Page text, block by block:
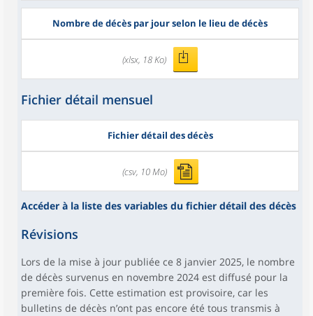
Nombre de décès par jour selon le lieu de décès
(xlsx, 18 Ko)
Fichier détail mensuel
Fichier détail des décès
(csv, 10 Mo)
Accéder à la liste des variables du fichier détail des décès
Révisions
Lors de la mise à jour publiée ce 8 janvier 2025, le nombre
de décès survenus en novembre 2024 est diffusé pour la
première fois. Cette estimation est provisoire, car les
bulletins de décès n’ont pas encore été tous transmis à